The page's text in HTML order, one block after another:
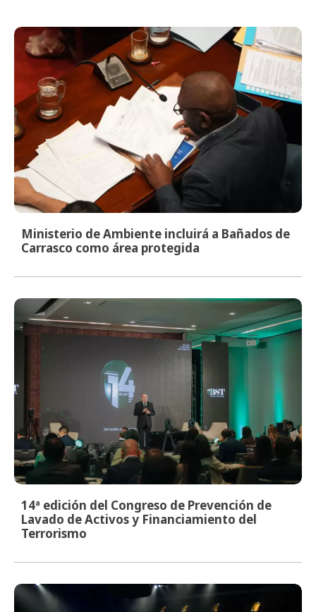
Ministerio de Ambiente incluirá a Bañados de
Carrasco como área protegida
14ª edición del Congreso de Prevención de
Lavado de Activos y Financiamiento del
Terrorismo